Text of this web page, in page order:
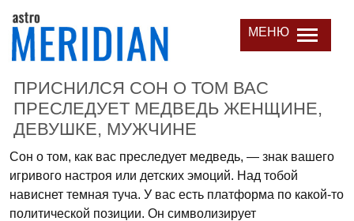
МЕНЮ
ПРИСНИЛСЯ СОН О ТОМ ВАС
ПРЕСЛЕДУЕТ МЕДВЕДЬ ЖЕНЩИНЕ,
ДЕВУШКЕ, МУЖЧИНЕ
Сон о том, как вас преследует медведь, — знак вашего
игривого настроя или детских эмоций. Над тобой
нависнет темная туча. У вас есть платформа по какой-то
политической позиции. Он символизирует